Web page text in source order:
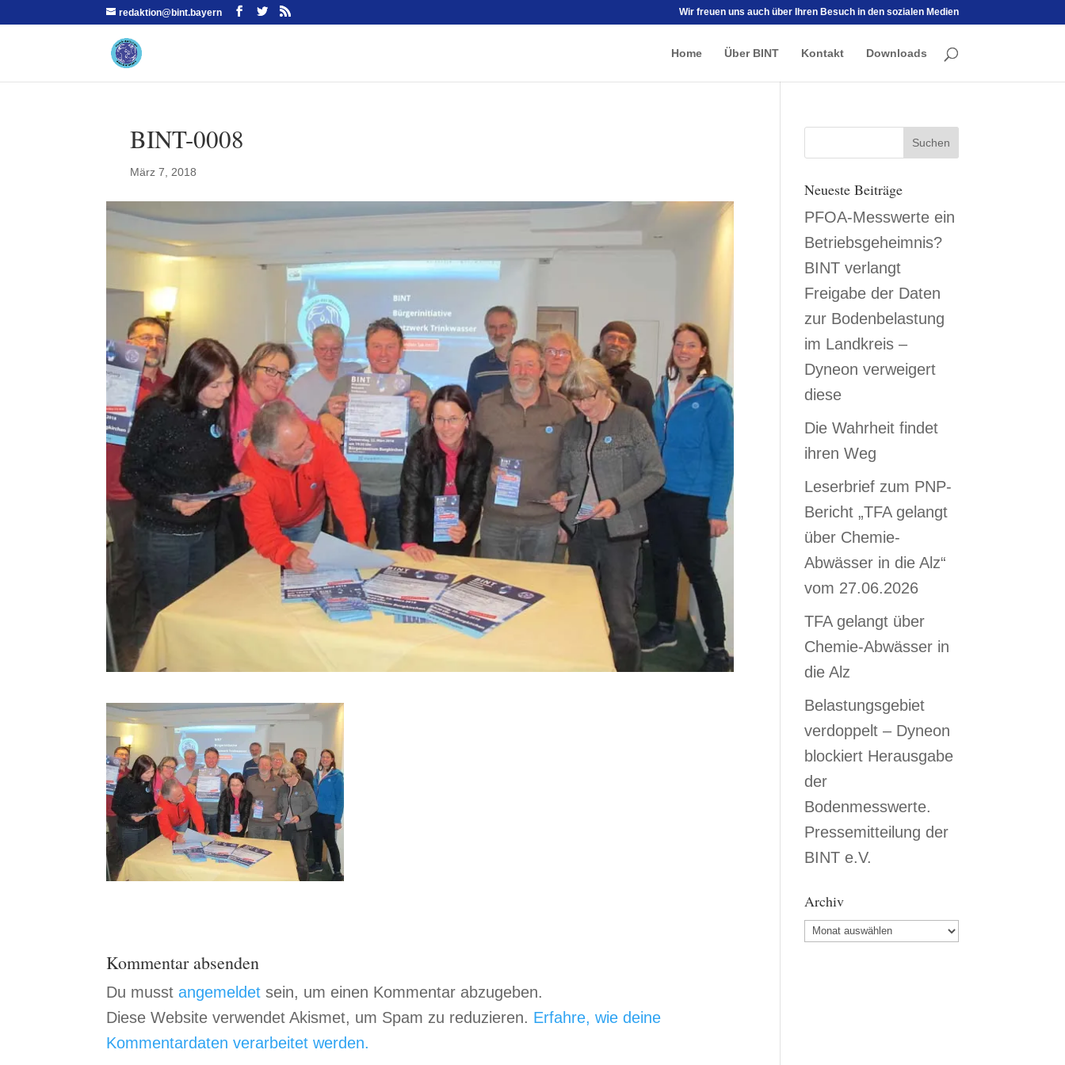
redaktion@bint.bayern Wir freuen uns auch über Ihren Besuch in den sozialen Medien
Home Über BINT Kontakt Downloads
BINT-0008
März 7, 2018
Kommentar absenden
Du musstangemeldet sein, um einen Kommentar abzugeben.
Diese Website verwendet Akismet, um Spam zu reduzieren. Erfahre, wie deine
Kommentardaten verarbeitet werden.
Neueste Beiträge
PFOA-Messwerte ein
Betriebsgeheimnis?
BINT verlangt
Freigabe der Daten
zur Bodenbelastung
im Landkreis –
Dyneon verweigert
diese
Die Wahrheit findet
ihren Weg
Leserbrief zum PNP-
Bericht „TFA gelangt
über Chemie-
Abwässer in die Alz“
vom 27.06.2026
TFA gelangt über
Chemie-Abwässer in
die Alz
Belastungsgebiet
verdoppelt – Dyneon
blockiert Herausgabe
der
Bodenmesswerte.
Pressemitteilung der
BINT e.V.
Archiv
Archiv